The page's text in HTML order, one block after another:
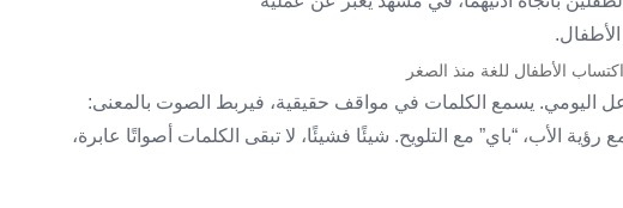
اكتساب الأطفال للغة منذ الصغر
اليومي. يسمع الكلمات في مواقف حقيقية، فيربط الصوت بالمعنى:
الأب، “باي” مع التلويح. شيئًا فشيئًا، لا تبقى الكلمات أصواتًا عابرة،